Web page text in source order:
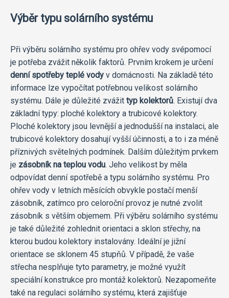
Výběr typu solárního systému
Při výběru solárního systému pro ohřev vody svépomocí
je potřeba zvážit několik faktorů. Prvním krokem je určení
denní spotřeby teplé vody v domácnosti. Na základě této
informace lze vypočítat potřebnou velikost solárního
systému. Dále je důležité zvážit typ kolektorů. Existují dva
základní typy: ploché kolektory a trubicové kolektory.
Ploché kolektory jsou levnější a jednodušší na instalaci, ale
trubicové kolektory dosahují vyšší účinnosti, a to i za méně
příznivých světelných podmínek. Dalším důležitým prvkem
je zásobník na teplou vodu. Jeho velikost by měla
odpovídat denní spotřebě a typu solárního systému. Pro
ohřev vody v letních měsících obvykle postačí menší
zásobník, zatímco pro celoroční provoz je nutné zvolit
zásobník s větším objemem. Při výběru solárního systému
je také důležité zohlednit orientaci a sklon střechy, na
kterou budou kolektory instalovány. Ideální je jižní
orientace se sklonem 45 stupňů. V případě, že vaše
střecha nesplňuje tyto parametry, je možné využít
speciální konstrukce pro montáž kolektorů. Nezapomeňte
také na regulaci solárního systému, která zajišťuje